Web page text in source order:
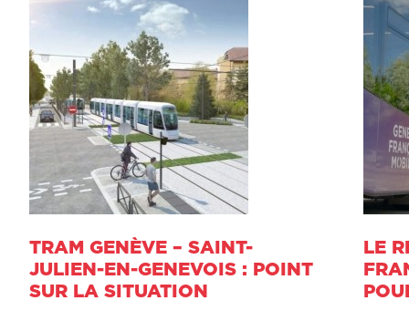
TRAM GENÈVE – SAINT-
JULIEN-EN-GENEVOIS : POINT
SUR LA SITUATION
LE